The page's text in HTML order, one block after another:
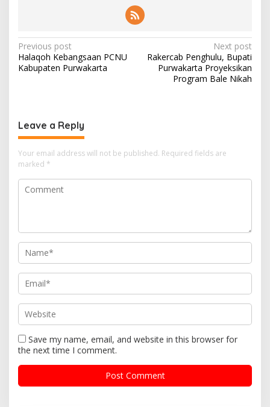
Post
navigation
Previous post
Halaqoh Kebangsaan PCNU
Kabupaten Purwakarta
Next post
Rakercab Penghulu, Bupati
Purwakarta Proyeksikan
Program Bale Nikah
Leave a Reply
Your email address will not be published. Required fields are
marked *
Save my name, email, and website in this browser for
the next time I comment.